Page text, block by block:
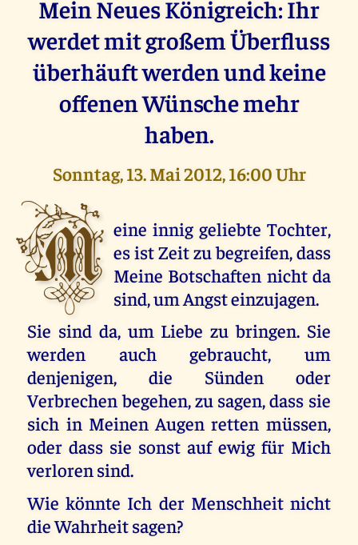
Mein Neues Königreich: Ihr
werdet mit großem Überfluss
überhäuft werden und keine
offenen Wünsche mehr
haben.
Sonntag, 13. Mai 2012, 16:00 Uhr
M eine innig geliebte Tochter,
es ist Zeit zu begreifen, dass
Meine Botschaften nicht da
sind, um Angst einzujagen.
Sie sind da, um Liebe zu bringen. Sie
werden auch gebraucht, um
denjenigen, die Sünden oder
Verbrechen begehen, zu sagen, dass sie
sich in Meinen Augen retten müssen,
oder dass sie sonst auf ewig für Mich
verloren sind.
Wie könnte Ich der Menschheit nicht
die Wahrheit sagen?